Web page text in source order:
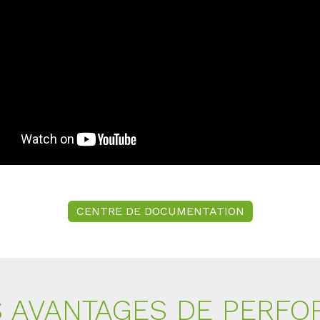
CENTRE DE DOCUMENTATION
AVANTAGES DE